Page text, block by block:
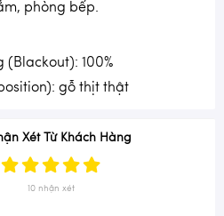
phòng bếp.
(Blackout): 100%
gỗ thịt thật
Xét Từ Khách Hàng
10 nhận xét